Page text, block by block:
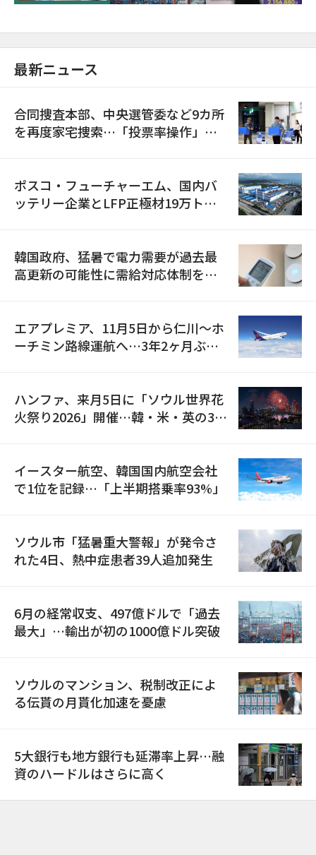
最新ニュース
合同捜査本部、中央選管委など9カ所
を再度家宅捜索…「投票率操作」の
ポスコ・フューチャーエム、国内バ
ッテリー企業とLFP正極材19万トン
韓国政府、猛暑で電力需要が過去最
高更新の可能性に需給対応体制を点
エアプレミア、11月5日から仁川〜ホ
ーチミン路線運航へ…3年2ヶ月ぶり
ハンファ、来月5日に「ソウル世界花
火祭り2026」開催…韓・米・英の3カ
イースター航空、韓国国内航空会社
で1位を記録…「上半期搭乗率93%」
ソウル市「猛暑重大警報」が発令さ
れた4日、熱中症患者39人追加発生
6月の経常収支、497億ドルで「過去
最大」…輸出が初の1000億ドル突破
ソウルのマンション、税制改正によ
る伝貰の月貰化加速を憂慮
5大銀行も地方銀行も延滞率上昇…融
資のハードルはさらに高く